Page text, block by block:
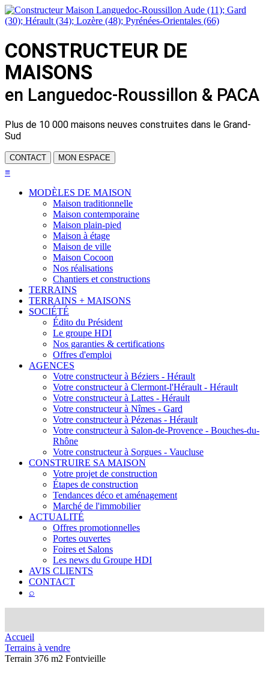
CONSTRUCTEUR DE
MAISONS
en Languedoc-Roussillon & PACA
Plus de 10 000 maisons neuves construites dans le Grand-
Sud
CONTACT MON ESPACE
≡
MODÈLES DE MAISON
Maison traditionnelle
Maison contemporaine
Maison plain-pied
Maison à étage
Maison de ville
Maison Cocoon
Nos réalisations
Chantiers et constructions
TERRAINS
TERRAINS + MAISONS
SOCIÉTÉ
Édito du Président
Le groupe HDI
Nos garanties & certifications
Offres d'emploi
AGENCES
Votre constructeur à Béziers - Hérault
Votre constructeur à Clermont-l'Hérault - Hérault
Votre constructeur à Lattes - Hérault
Votre constructeur à Nîmes - Gard
Votre constructeur à Pézenas - Hérault
Votre constructeur à Salon-de-Provence - Bouches-du-
Rhône
Votre constructeur à Sorgues - Vaucluse
CONSTRUIRE SA MAISON
Votre projet de construction
Étapes de construction
Tendances déco et aménagement
Marché de l'immobilier
ACTUALITÉ
Offres promotionnelles
Portes ouvertes
Foires et Salons
Les news du Groupe HDI
AVIS CLIENTS
CONTACT
⌕
Accueil
Terrains à vendre
Terrain 376 m2 Fontvieille